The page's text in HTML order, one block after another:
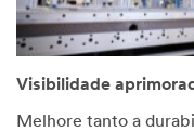
Visibilidade
Melhore tanto a